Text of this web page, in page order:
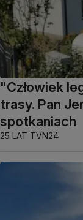
"Człowiek
trasy. Pan
spotkaniach
25 LAT TVN24